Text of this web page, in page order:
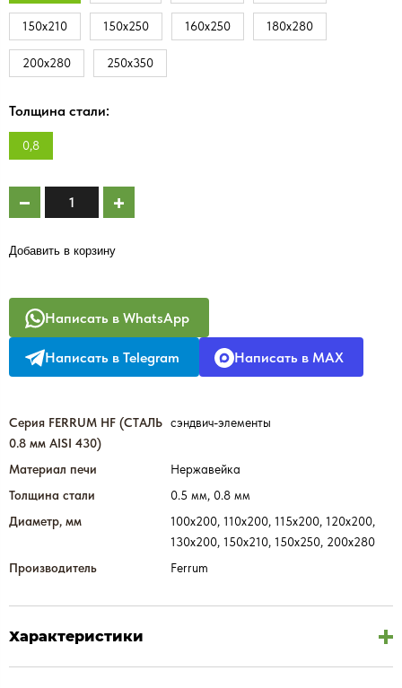
150х210 150х250 160х250 180х280
200х280 250х350
Толщина стали:
0,8
Добавить в корзину
Написать в WhatsApp
Написать в Telegram Написать в MAX
Серия FERRUM HF (СТАЛЬ
0.8 мм AISI 430)
сэндвич-элементы
Материал печи
Нержавейка
Толщина стали
0.5 мм, 0.8 мм
Диаметр, мм
100х200, 110х200, 115х200, 120х200,
130х200, 150х210, 150х250, 200х280
Производитель
Ferrum
Характеристики